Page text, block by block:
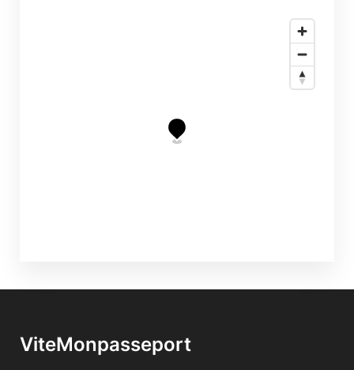
ViteMonpasseport